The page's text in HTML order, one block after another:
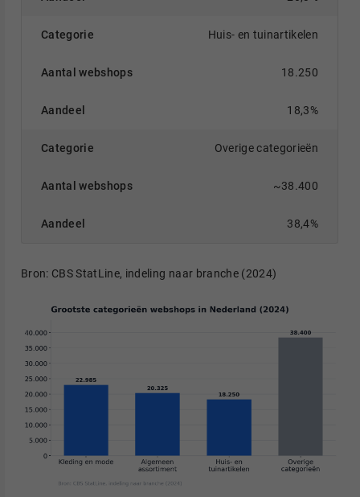
Huis- en tuinartikelen
18.250
18,3%
Overige categorieën
~38.400
38,4%
Bron: CBS StatLine, indeling naar branche (2024)